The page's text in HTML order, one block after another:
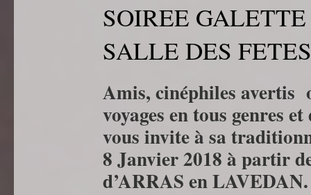
SOIREE
SALLE DES
Amis, cinéphiles avertis
voyages en tous genres
vous invite à sa
8 Janvier 2018 à partir
d’ARRAS en LAVEDAN.